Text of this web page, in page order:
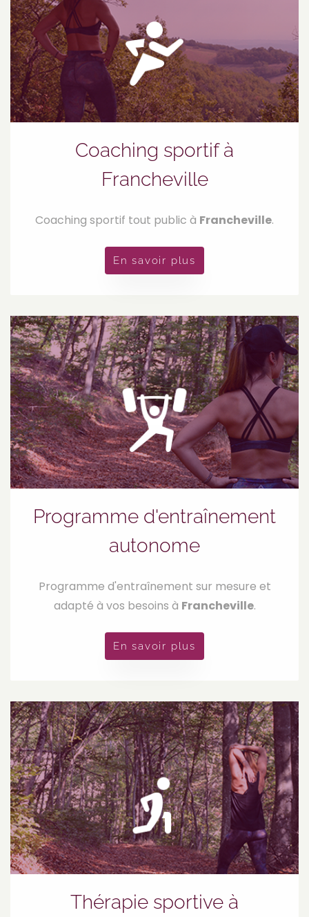
Coaching sportif à
Francheville
Coaching sportif tout public à Francheville.
En savoir plus
Programme d'entraînement
autonome
Programme d'entraînement sur mesure et
adapté à vos besoins à Francheville.
En savoir plus
Thérapie sportive à